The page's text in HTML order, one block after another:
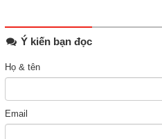
Ý kiến bạn đọc
Họ & tên
Email